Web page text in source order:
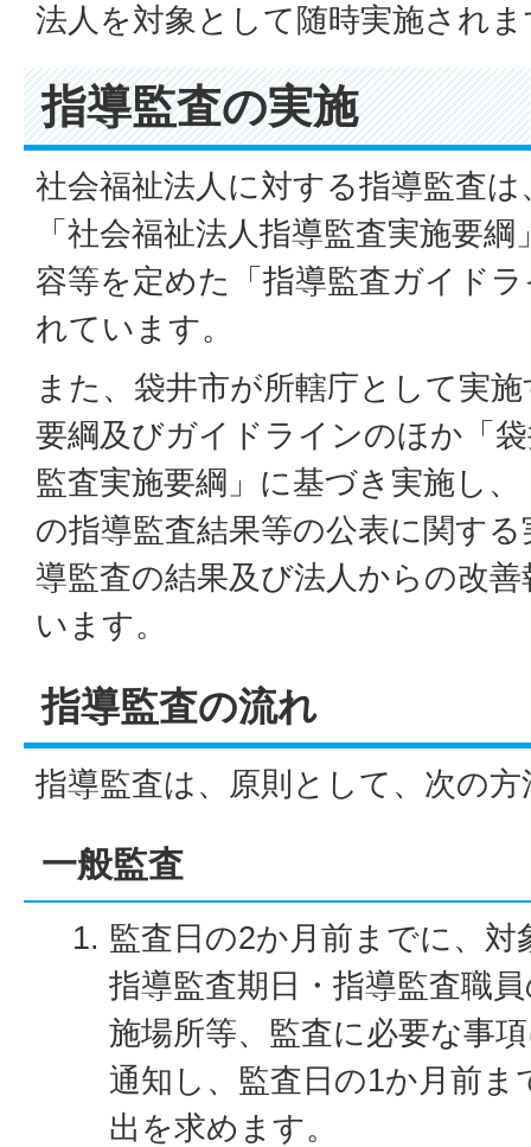
法人を対象として随時実施され
指導監査の実施
社会福祉法人に対する指導監査
「社会福祉法人指導監査実施要
容等を定めた「指導監査ガイド
れています。
また、袋井市が所轄庁として実
要綱及びガイドラインのほか「
監査実施要綱」に基づき実施し
の指導監査結果等の公表に関す
導監査の結果及び法人からの改
います。
指導監査の流れ
指導監査は、原則として、次の
一般監査
監査日の2か月前までに、
指導監査期日・指導監査職
施場所等、監査に必要な事
通知し、監査日の1か月前ま
出を求めます。